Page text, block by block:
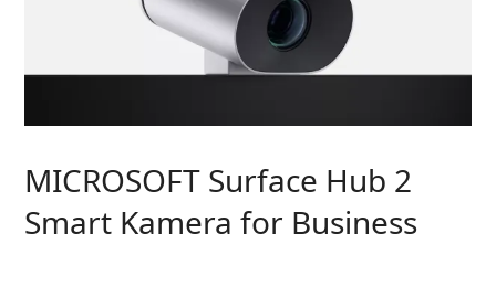
MICROSOFT Surface Hub 2
Smart Kamera for Business